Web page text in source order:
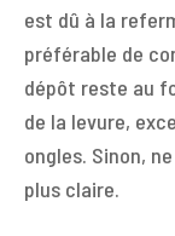
est dû à la
préférable de
dépôt reste au
de la levure,
ongles. Sinon,
plus claire.